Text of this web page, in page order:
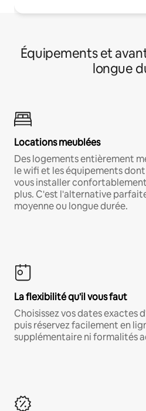
Équipements et
longue
Locations meublées
Des logements entièrement
le wifi et les équipements
vous installer
plus. C'est l'alternative
moyenne ou longue durée.
La flexibilité qu'il vous faut
Choisissez vos dates exactes
puis réservez facilement en
supplémentaire ni formalités